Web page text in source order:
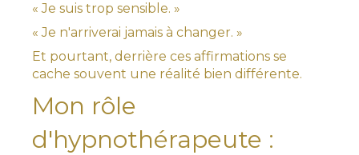
« Je suis trop sensible. »
« Je n'arriverai jamais à changer. »
Et pourtant, derrière ces affirmations se
cache souvent une réalité bien différente.
Mon rôle
d'hypnothérapeute :